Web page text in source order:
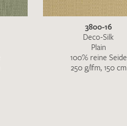
3800-16
Deco-Silk
Plain
100% reine Seide
250 g/lfm, 150 cm